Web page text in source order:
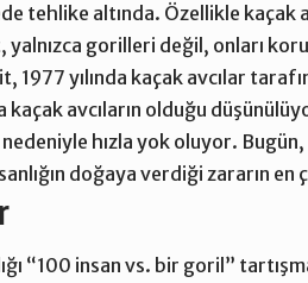
tehlike altında. Özellikle kaçak
yalnızca gorilleri değil, onları
, 1977 yılında kaçak avcılar
kaçak avcıların olduğu
hızla yok oluyor.
doğaya verdiği zararın en
“100 insan vs. bir goril”